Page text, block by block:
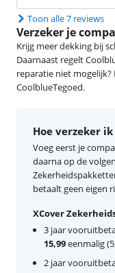
Toon alle 7 reviews
Verzeker je
Krijg meer dekking bij
Daarnaast regelt
reparatie niet mogelijk?
CoolblueTegoed.
Hoe verzeker
Voeg eerst je
daarna op de
betaalt geen eigen
XCover
3 jaar
15,99eenmalig
2 jaar